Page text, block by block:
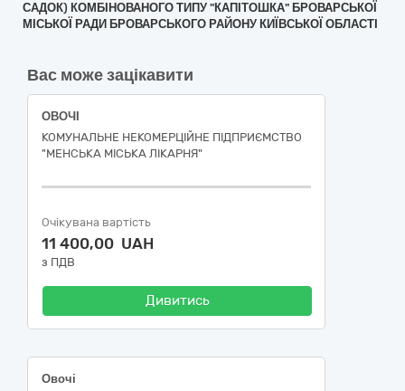
САДОК) КОМБІНОВАНОГО ТИПУ "КАПІТОШКА" БРОВАРСЬКОЇ
МІСЬКОЇ РАДИ БРОВАРСЬКОГО РАЙОНУ КИЇВСЬКОЇ ОБЛАСТІ
Вас може зацікавити
ОВОЧІ
КОМУНАЛЬНЕ НЕКОМЕРЦІЙНЕ ПІДПРИЄМСТВО
"МЕНСЬКА МІСЬКА ЛІКАРНЯ"
Очікувана вартість
11 400,00 UAH
з ПДВ
Дивитись
Овочі